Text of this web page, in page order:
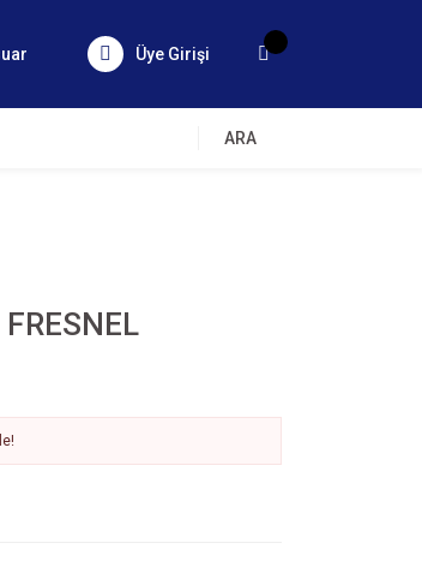
Üye Girişi
ARA